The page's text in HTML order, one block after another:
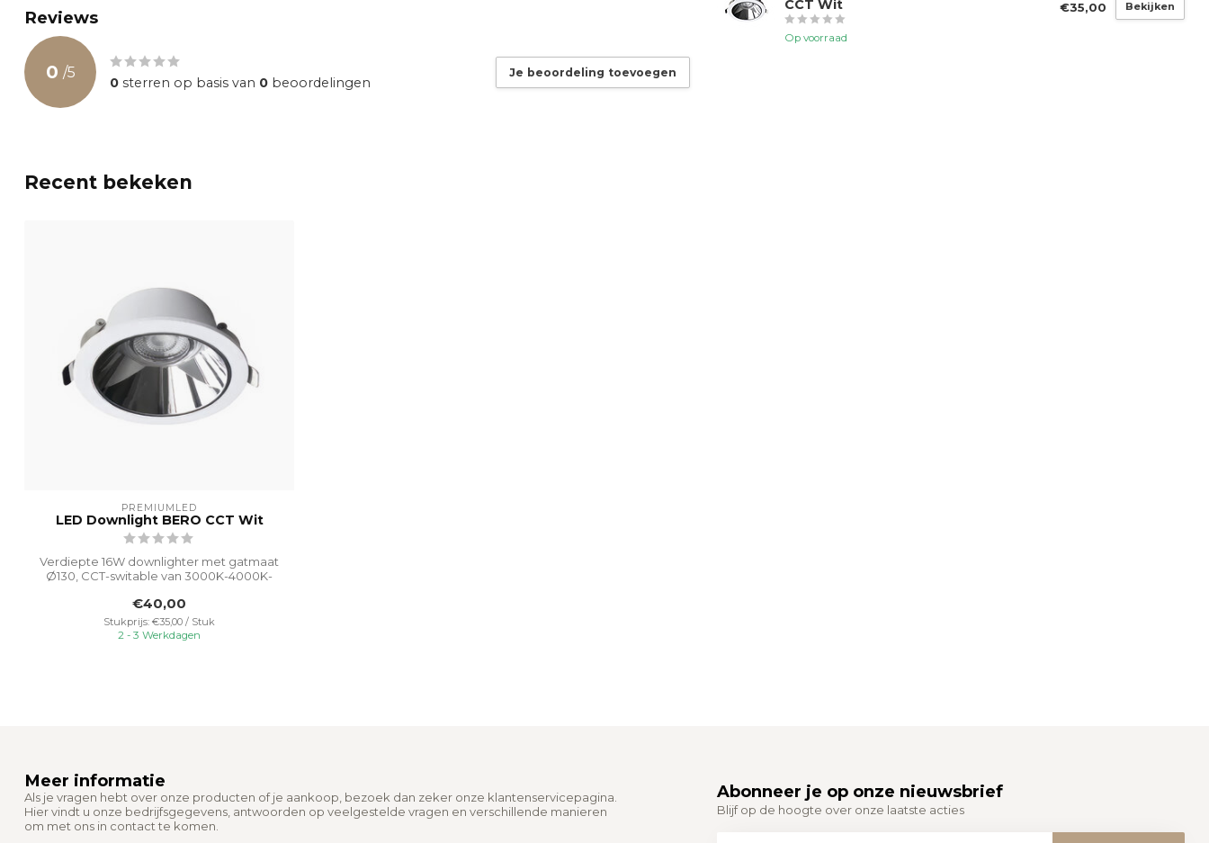
Reviews
0 /5
0 sterren op basis van 0 beoordelingen
Je beoordeling toevoegen
CCT Wit
Op voorraad
€35,00 Bekijken
Recent bekeken
PREMIUMLED
LED Downlight BERO CCT Wit
Verdiepte 16W downlighter met gatmaat
Ø130, CCT-switable van 3000K-4000K-
€40,00
Stukprijs: €35,00 / Stuk
2 - 3 Werkdagen
Meer informatie
Als je vragen hebt over onze producten of je aankoop, bezoek dan zeker onze klantenservicepagina.
Hier vindt u onze bedrijfsgegevens, antwoorden op veelgestelde vragen en verschillende manieren
om met ons in contact te komen.
Abonneer je op onze nieuwsbrief
Blijf op de hoogte over onze laatste acties